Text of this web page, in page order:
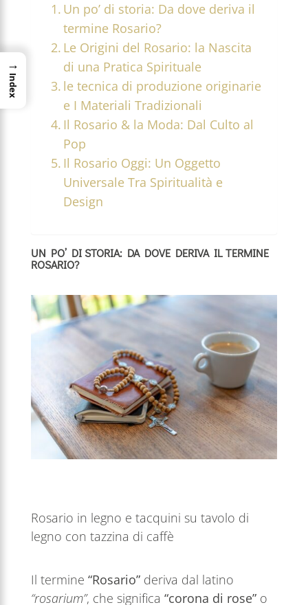
Un po’ di storia: Da dove deriva il
termine Rosario?
Le Origini del Rosario: la Nascita
di una Pratica Spirituale
le tecnica di produzione originarie
e I Materiali Tradizionali
Il Rosario & la Moda: Dal Culto al
Pop
Il Rosario Oggi: Un Oggetto
Universale Tra Spiritualità e
Design
UN PO’ DI STORIA: DA DOVE DERIVA IL TERMINE
ROSARIO?
Rosario in legno e tacquini su tavolo di
legno con tazzina di caffè
Il termine “Rosario”deriva dal latino
“rosarium”, che significa “corona di rose”o
→
Index